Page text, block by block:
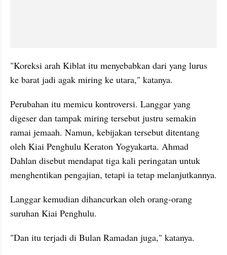
"Koreksi arah Kiblat itu menyebabkan dari yang lurus
ke barat jadi agak miring ke utara," katanya.
Perubahan itu memicu kontroversi. Langgar yang
digeser dan tampak miring tersebut justru semakin
ramai jemaah. Namun, kebijakan tersebut ditentang
oleh Kiai Penghulu Keraton Yogyakarta. Ahmad
Dahlan disebut mendapat tiga kali peringatan untuk
menghentikan pengajian, tetapi ia tetap melanjutkannya.
Langgar kemudian dihancurkan oleh orang-orang
suruhan Kiai Penghulu.
"Dan itu terjadi di Bulan Ramadan juga," katanya.